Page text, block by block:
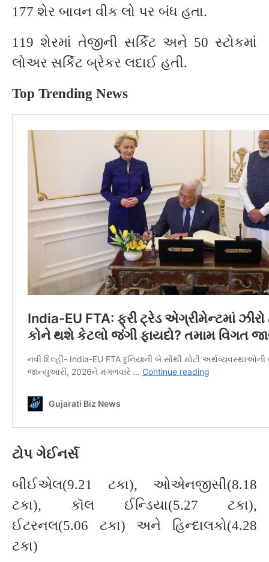
177 શેર બાવન વીક લો પર બંધ હતા.
119 શેરમાં તેજીની સર્કિટ અને 50 સ્ટોકમાં
લોઅર સર્કિટ બ્રેકર લદાઈ હતી.
Top Trending News
ટોપ ગેઈનર્સ
બીઈએલ(9.21 ટકા), ઓએનજીસી(8.18
ટકા), કૉલ ઈન્ડિયા(5.27 ટકા),
ઈટરનલ(5.06 ટકા) અને હિન્દાલકો(4.28
ટકા)